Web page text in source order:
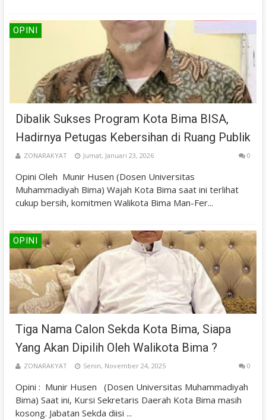
OPINI
Dibalik Sukses Program Kota Bima BISA,
Hadirnya Petugas Kebersihan di Ruang Publik
ZONARAKYAT Jumat, Januari 23, 2026 0
Opini Oleh Munir Husen (Dosen Universitas
Muhammadiyah Bima) Wajah Kota Bima saat ini terlihat
cukup bersih, komitmen Walikota Bima Man-Fer...
OPINI
Tiga Nama Calon Sekda Kota Bima, Siapa
Yang Akan Dipilih Oleh Walikota Bima ?
ZONARAKYAT Senin, November 24, 2025 0
Opini : Munir Husen (Dosen Universitas Muhammadiyah
Bima) Saat ini, Kursi Sekretaris Daerah Kota Bima masih
kosong. Jabatan Sekda diisi ...